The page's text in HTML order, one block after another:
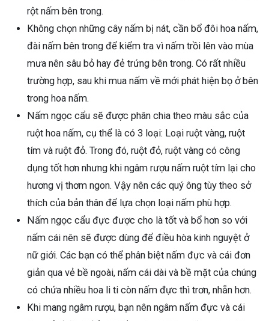
rột nấm bên trong.
Không chọn những cây nấm bị nát, cần bổ đôi hoa nấm,
đài nấm bên trong để kiểm tra vì nấm trồi lên vào mùa
mưa nên sâu bỏ hay đẻ trứng bên trong. Có rất nhiều
trường hợp, sau khi mua nấm về mới phát hiện bọ ở bên
trong hoa nấm.
Nấm ngọc cẩu sẽ được phân chia theo màu sắc của
ruột hoa nấm, cụ thể là có 3 loại: Loại ruột vàng, ruột
tím và ruột đỏ. Trong đó, ruột đỏ, ruột vàng có công
dụng tốt hơn nhưng khi ngâm rượu nấm ruột tím lại cho
hương vị thơm ngon. Vậy nên các quý ông tùy theo sở
thích của bản thân để lựa chọn loại nấm phù hợp.
Nấm ngọc cẩu đực được cho là tốt và bổ hơn so với
nấm cái nên sẽ được dùng để điều hòa kinh nguyệt ở
nữ giới. Các bạn có thể phân biệt nấm đực và cái đơn
giản qua vẻ bề ngoài, nấm cái dài và bề mặt của chúng
có chứa nhiều hoa li ti còn nấm đực thì trơn, nhẵn hơn.
Khi mang ngâm rượu, bạn nên ngâm nấm đực và cái